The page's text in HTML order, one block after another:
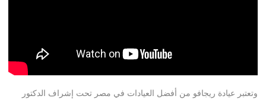
وتعتبر عيادة ريجافو من أفضل العيادات في مصر تحت إشراف الدكتور